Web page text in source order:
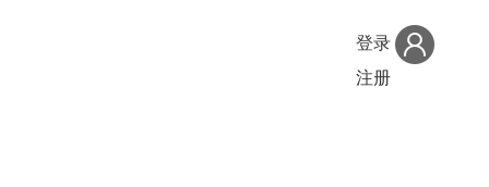
登录
注册